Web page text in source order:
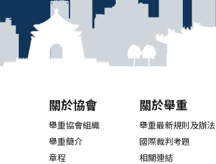
關於協會
舉重協會組織
舉重簡介
章程
關於舉重
舉重最新規則及辦法
國際裁判考題
相關連結